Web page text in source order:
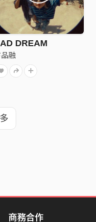
DREAM
融
商務合作